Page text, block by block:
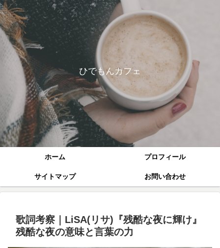
ひでもんカフェ
ホーム プロフィール
サイトマップ お問い合わせ
歌詞考察｜LiSA(リサ)『残酷な夜に輝け』
残酷な夜の意味と言葉の力